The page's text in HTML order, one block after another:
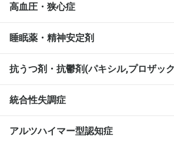
高血圧・狭心症
睡眠薬・精神安定剤
抗うつ剤・抗鬱剤(パキシル,プロザッ
統合性失調症
アルツハイマー型認知症